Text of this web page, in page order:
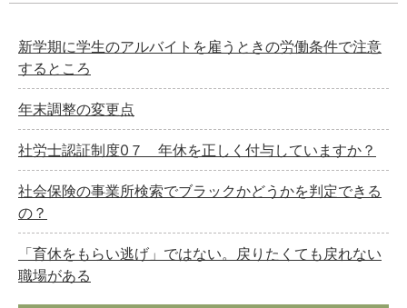
新学期に学生のアルバイトを雇うときの労働条件で注意
するところ
年末調整の変更点
社労士認証制度0７ 年休を正しく付与していますか？
社会保険の事業所検索でブラックかどうかを判定できる
の？
「育休をもらい逃げ」ではない。戻りたくても戻れない
職場がある